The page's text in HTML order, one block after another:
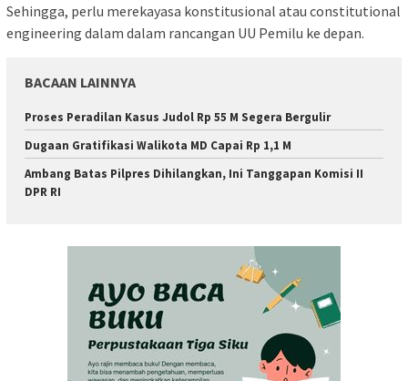
Sehingga, perlu merekayasa konstitusional atau constitutional
engineering dalam dalam rancangan UU Pemilu ke depan.
BACAAN LAINNYA
Proses Peradilan Kasus Judol Rp 55 M Segera Bergulir
Dugaan Gratifikasi Walikota MD Capai Rp 1,1 M
Ambang Batas Pilpres Dihilangkan, Ini Tanggapan Komisi II
DPR RI